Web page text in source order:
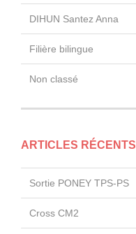
DIHUN Santez Anna
Filière bilingue
Non classé
ARTICLES RÉCENTS
Sortie PONEY TPS-PS
Cross CM2